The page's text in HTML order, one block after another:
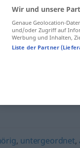
, untergeordnet,
Wir und unsere
Genaue Geolocation-
und/oder Zugriff auf
Werbung und Inhalten,
Liste der Partner